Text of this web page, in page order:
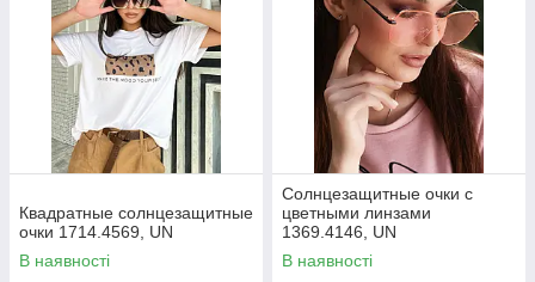
Квадратные солнцезащитные
очки 1714.4569, UN
В наявності
Солнцезащитные очки с
цветными линзами
1369.4146, UN
В наявності